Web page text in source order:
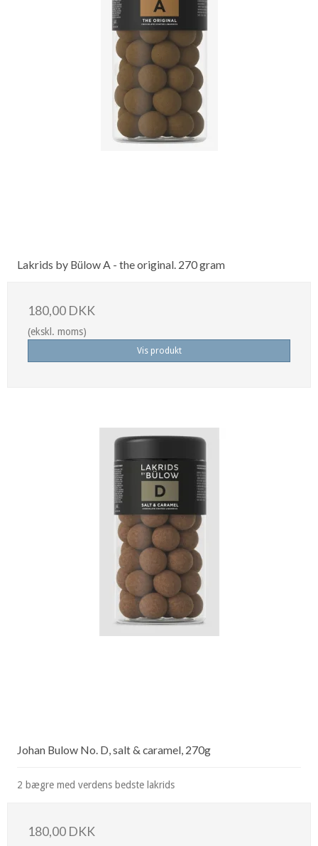
Lakrids by Bülow A - the original. 270 gram
180,00 DKK
(ekskl. moms)
Vis produkt
Johan Bulow No. D, salt & caramel, 270g
2 bægre med verdens bedste lakrids
180,00 DKK